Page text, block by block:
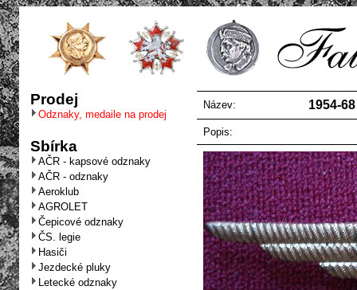
Prodej
Odznaky, medaile na prodej
Sbírka
AČR - kapsové odznaky
AČR - odznaky
Aeroklub
AGROLET
Čepicové odznaky
ČS. legie
Hasiči
Jezdecké pluky
Letecké odznaky
Název: 1954-
Popis: